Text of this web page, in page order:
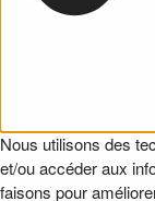
Nous utilisons des
et/ou accéder aux
faisons pour